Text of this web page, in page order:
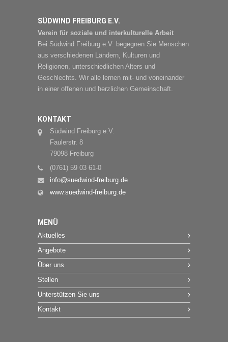
SÜDWIND FREIBURG E.V.
Verein für soziale und interkulturelle Arbeit
Bei Südwind Freiburg e.V. begegnen Sie Menschen
aus verschiedenen Ländern, Kulturen und
Religionen, unterschiedlichen Alters und
Geschlechts. Wir alle lernen mit- und voneinander
in einer offenen und herzlichen Gemeinschaft.
KONTAKT
Südwind Freiburg e.V.
Faulerstr. 8
79098 Freiburg
(0761) 59 03 61-0
info@suedwind-freiburg.de
www.suedwind-freiburg.de
MENÜ
Aktuelles
Angebote
Über uns
Stellen
Unterstützen Sie uns
Kontakt